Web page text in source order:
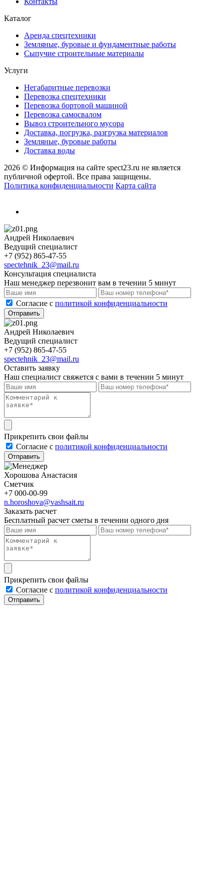
Каталог
Аренда спецтехники
Земляные, буровые и фундаментные работы
Сыпучие строительные материалы
Услуги
Негабаритные перевозки
Перевозка спецтехники
Перевозка бортовой машиной
Перевозка самосвалом
Вывоз строительного мусора
Доставка, погрузка, разгрузка материалов
Земляные, буровые работы
Доставка воды
2026 © Информация на сайте spect23.ru не является
публичной офертой. Все права защищены.
Политика конфиденциальности Карта сайта
Андрей Николаевич
Ведущий специалист
+7 (952) 865-47-55
spectehnik_23@mail.ru
Консультация специалиста
Наш менеджер перезвонит вам в течении 5 минут
Cогласие с политикой конфиденциальности
Отправить
Андрей Николаевич
Ведущий специалист
+7 (952) 865-47-55
spectehnik_23@mail.ru
Оставить заявку
Наш специалист свяжется с вами в течении 5 минут
Прикрепить свои файлы
Cогласие с политикой конфиденциальности
Отправить
Хорошова Анастасия
Сметчик
+7 000-00-99
n.horoshova@vashsait.ru
Заказать расчет
Бесплатный расчет сметы в течении одного дня
Прикрепить свои файлы
Cогласие с политикой конфиденциальности
Отправить